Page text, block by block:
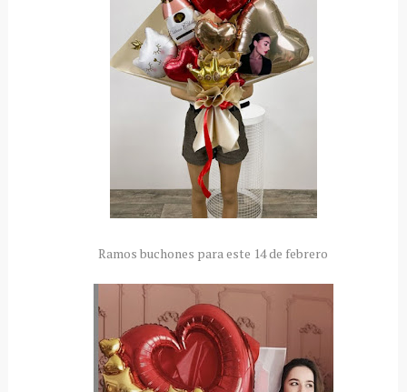
Ramos buchones para este 14 de febrero